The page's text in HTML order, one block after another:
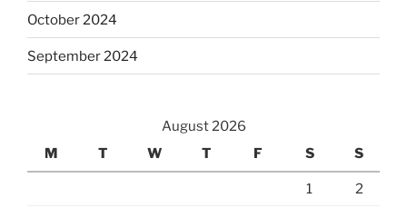
October 2024
September 2024
August 2026
M
T W T F S S
1 2